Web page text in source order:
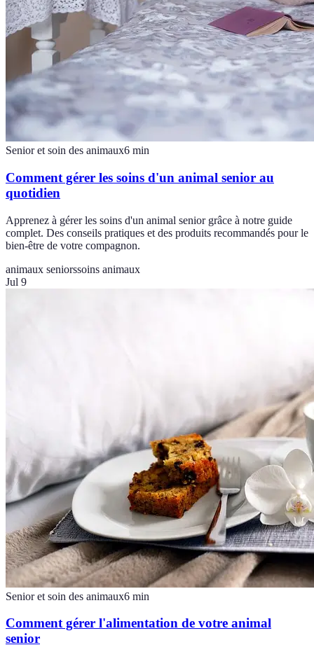
Senior et soin des animaux6 min
Comment gérer les soins d'un animal senior au
quotidien
Apprenez à gérer les soins d'un animal senior grâce à notre guide
complet. Des conseils pratiques et des produits recommandés pour le
bien-être de votre compagnon.
animaux seniorssoins animaux
Jul 9
Senior et soin des animaux6 min
Comment gérer l'alimentation de votre animal
senior